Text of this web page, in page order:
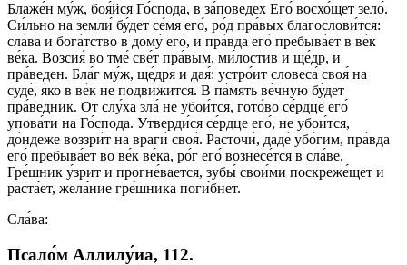
Блаже́н му́ж, боя́йся Го́спода, в за́поведех Его́ восхо́щет зело́.
Си́льно на земли́ бу́дет се́мя его́, ро́д пра́вых благослови́тся:
сла́ва и бога́тство в дому́ его́, и пра́вда его́ пребыва́ет в ве́к
ве́ка. Возсия́ во тме́ све́т пра́вым, ми́лостив и ще́др, и
пра́веден. Бла́г му́ж, ще́дря и дая́: устро́ит словеса́ своя́ на
суде́, я́ко в ве́к не подви́жится. В па́мять ве́чную бу́дет
пра́ведник. От слу́ха зла́ не убои́тся, гото́во се́рдце его́
упова́ти на Го́спода. Утверди́ся се́рдце его́, не убои́тся,
до́ндеже воззри́т на враги́ своя́. Расточи́, даде́ убо́гим, пра́вда
его́ пребыва́ет во ве́к ве́ка, ро́г его́ вознесе́тся в сла́ве.
Гре́шник у́зрит и прогне́вается, зубы́ свои́ми поскреже́щет и
раста́ет, жела́ние гре́шника поги́бнет.
Сла́ва:
Псало́м Аллилу́иа, 112.